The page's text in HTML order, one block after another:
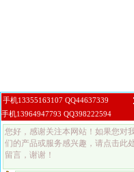
手机13355163107 QQ44637339
手机13964947793 QQ398222594